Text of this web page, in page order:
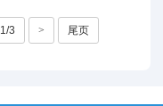
1/3 > 尾页